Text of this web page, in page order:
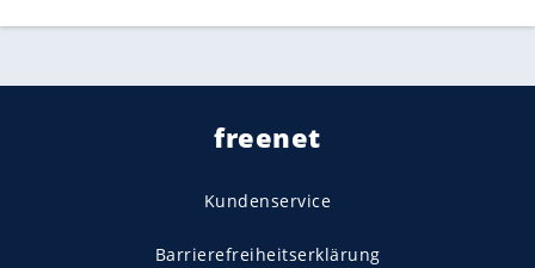
freenet
Kundenservice
Barrierefreiheitserklärung